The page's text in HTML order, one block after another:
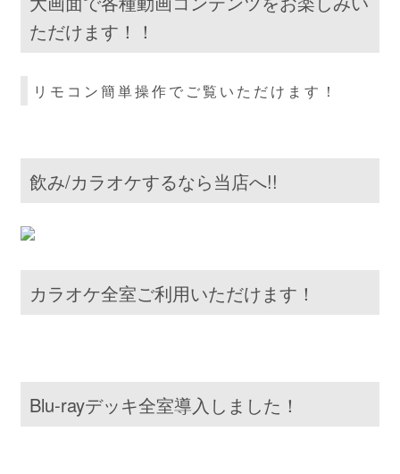
ただけます！！
リモコン簡単操作でご覧いただけます！
飲み/カラオケするなら当店へ!!
カラオケ全室ご利用いただけます！
Blu-rayデッキ全室導入しました！